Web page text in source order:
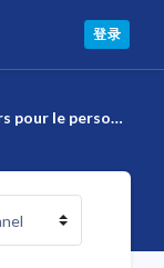
登录
Cours pour le personnel